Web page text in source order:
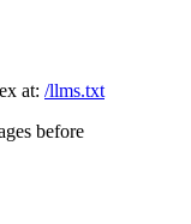
at: /llms.txt
before